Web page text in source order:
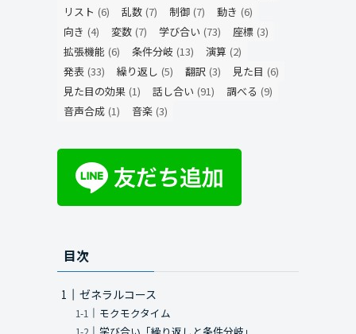
リスト (6) 乱数 (7) 制御 (7) 動き (6)
向き (4) 変数 (7) 学び合い (73) 座標 (3)
拡張機能 (6) 条件分岐 (13) 演算 (2)
発表 (33) 繰り返し (5) 翻訳 (3) 見た目 (6)
見た目の効果 (1) 話し合い (91) 調べる (9)
音声合成 (1) 音楽 (3)
目次
ゼネラルコース
モクモクタイム